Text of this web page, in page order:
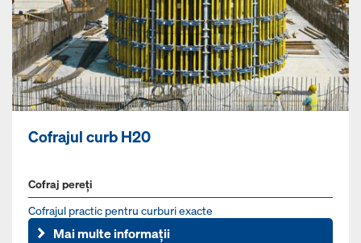
Cofrajul curb H20
Cofraj pereți
Cofrajul practic pentru curburi exacte
Mai multe informații